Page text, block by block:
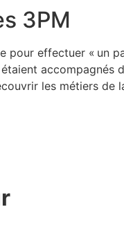
3PM
pour effectuer « un
accompagnés
les métiers